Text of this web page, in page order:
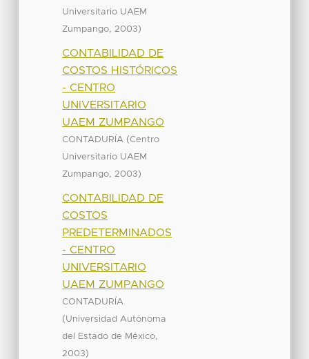
Universitario UAEM
Zumpango, 2003)
CONTABILIDAD DE
COSTOS HISTÓRICOS
- CENTRO
UNIVERSITARIO
UAEM ZUMPANGO
CONTADURÍA (Centro
Universitario UAEM
Zumpango, 2003)
CONTABILIDAD DE
COSTOS
PREDETERMINADOS
- CENTRO
UNIVERSITARIO
UAEM ZUMPANGO
CONTADURÍA
(Universidad Autónoma
del Estado de México,
2003)